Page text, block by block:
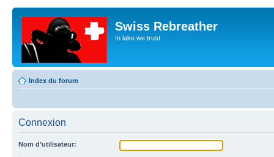
Swiss Rebreather
In lake we trust
Index du forum
Connexion
Nom d’utilisateur: